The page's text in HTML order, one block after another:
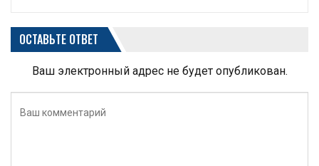
ОСТАВЬТЕ ОТВЕТ
Ваш электронный адрес не будет опубликован.